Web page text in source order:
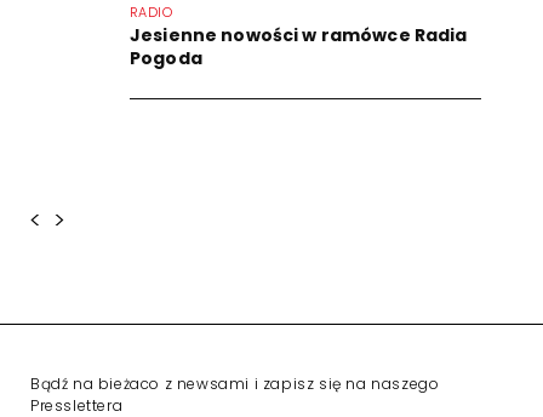
RADIO
Jesienne nowości w ramówce Radia
Pogoda
< >
Bądź na bieżaco z newsami i zapisz się na naszego
Presslettera